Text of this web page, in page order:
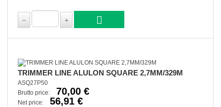
TRIMMER LINE ALULON SQUARE 2,7MM/329M
ASQ27P50
Brutto price:
70,00 €
Net price: 56,91 €